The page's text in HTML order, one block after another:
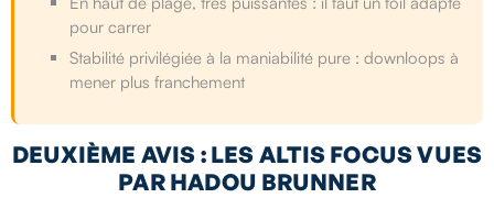
pour carrer
Stabilité privilégiée à la maniabilité pure : downloops à
mener plus franchement
DEUXIÈME AVIS : LES ALTIS FOCUS VUES
PAR HADOU BRUNNER